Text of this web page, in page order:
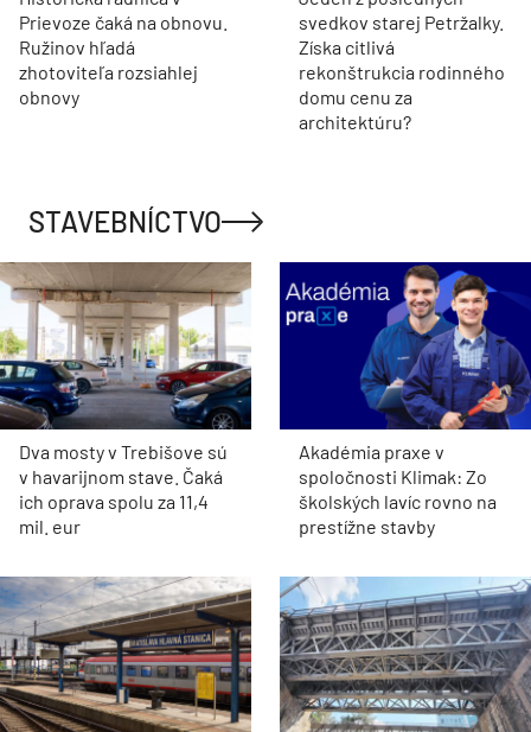
Prievoze čaká na obnovu.
Ružinov hľadá
zhotoviteľa rozsiahlej
obnovy
svedkov starej Petržalky.
Získa citlivá
rekonštrukcia rodinného
domu cenu za
architektúru?
STAVEBNÍCTVO
Dva mosty v Trebišove sú
v havarijnom stave. Čaká
ich oprava spolu za 11,4
mil. eur
Akadémia praxe v
spoločnosti Klimak: Zo
školských lavíc rovno na
prestížne stavby